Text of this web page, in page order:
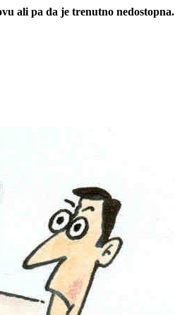
ali pa da je trenutno nedostopna.